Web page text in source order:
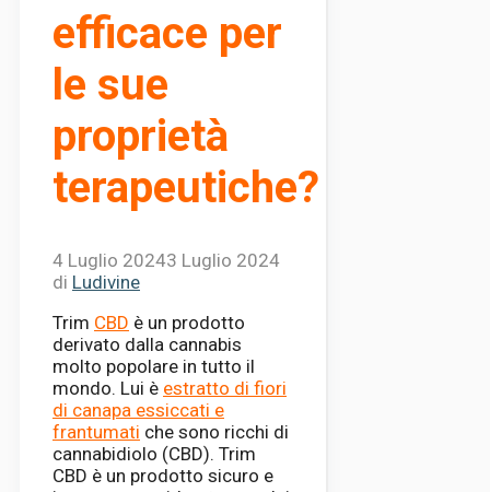
efficace per
le sue
proprietà
terapeutiche?
4 Luglio 20243 Luglio 2024
di Ludivine
Trim CBD è un prodotto
derivato dalla cannabis
molto popolare in tutto il
mondo. Lui è estratto di fiori
di canapa essiccati e
frantumati che sono ricchi di
cannabidiolo (CBD). Trim
CBD è un prodotto sicuro e